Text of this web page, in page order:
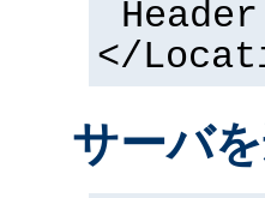
</
サーバ